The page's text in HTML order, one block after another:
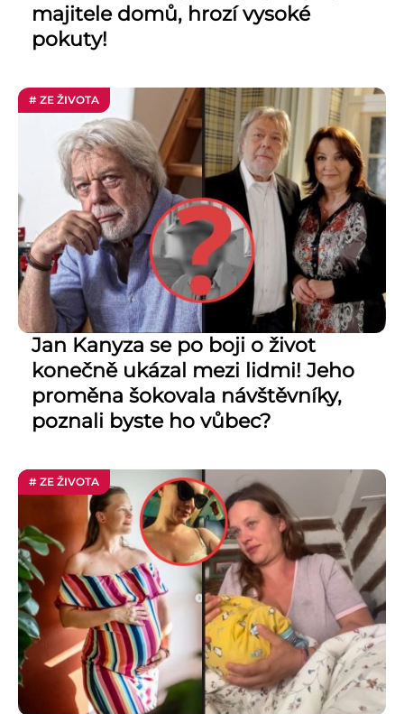
majitele domů, hrozí vysoké
pokuty!
# ZE ŽIVOTA
Jan Kanyza se po boji o život
konečně ukázal mezi lidmi! Jeho
proměna šokovala návštěvníky,
poznali byste ho vůbec?
# ZE ŽIVOTA